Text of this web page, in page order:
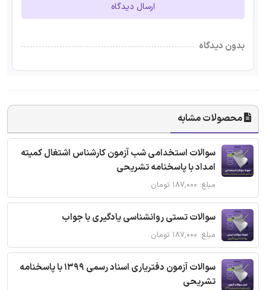
ارسال دیدگاه
بدون دیدگاه
محصولات مشابه
سوالات استخدامی شب آزمون کارشناس اشتغال کمیته
امداد با پاسخنامه تشریحی
مبلغ: ۱۸۷,۰۰۰ تومان
سوالات تستی روانشناسی یادگیری با جواب
مبلغ: ۱۸۷,۰۰۰ تومان
سوالات آزمون دفتریاری اسناد رسمی 1399 با پاسخنامه
تشریحی